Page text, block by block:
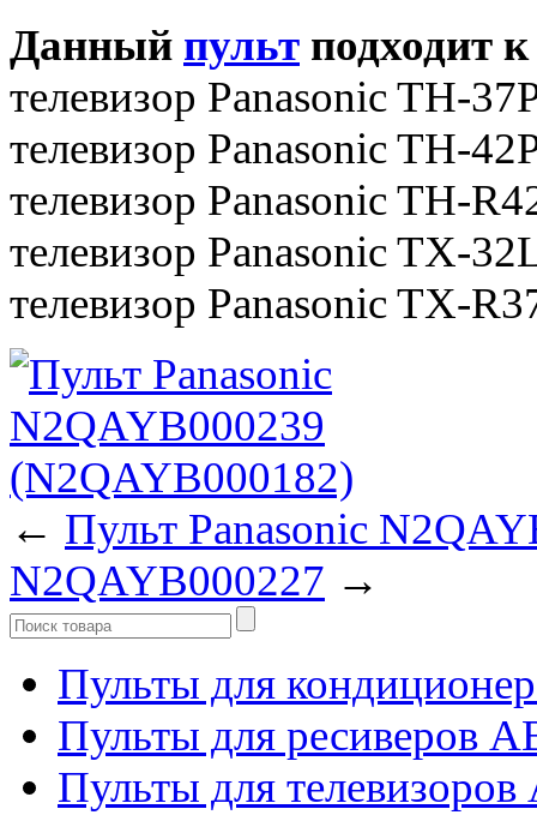
Данный пульт подходит
телевизор Panasonic TH-
телевизор Panasonic TH-
телевизор Panasonic TH-
телевизор Panasonic TX-
телевизор Panasonic TX-
← Пульт Panasonic
N2QAYB000227 →
Пульты для
Пульты для ресиверов
Пульты для телевизоров